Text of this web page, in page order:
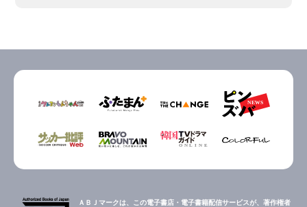
ＡＢＪマークは、この電子書店・電子書籍配信サービスが、著作権者